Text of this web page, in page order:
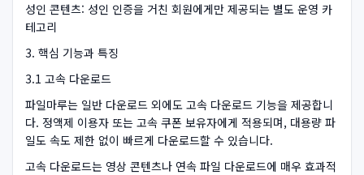
성인 콘텐츠: 성인 인증을 거친 회원에게만 제공되는 별도 운영 카
테고리
3. 핵심 기능과 특징
3.1 고속 다운로드
파일마루는 일반 다운로드 외에도 고속 다운로드 기능을 제공합니
다. 정액제 이용자 또는 고속 쿠폰 보유자에게 적용되며, 대용량 파
일도 속도 제한 없이 빠르게 다운로드할 수 있습니다.
고속 다운로드는 영상 콘텐츠나 연속 파일 다운로드에 매우 효과적